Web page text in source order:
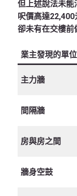
但上述說法未能
呎價高達22,400
卻未有在交樓前
業主發現的單
主力牆
間隔牆
房與房之間
牆身空鼓